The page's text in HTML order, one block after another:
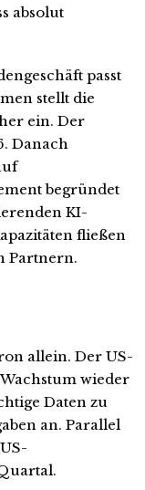
absolut
passt
stellt die
ein. Der
Danach
begründet
KI-
fließen
Partnern.
allein. Der US-
wieder
Daten zu
an. Parallel